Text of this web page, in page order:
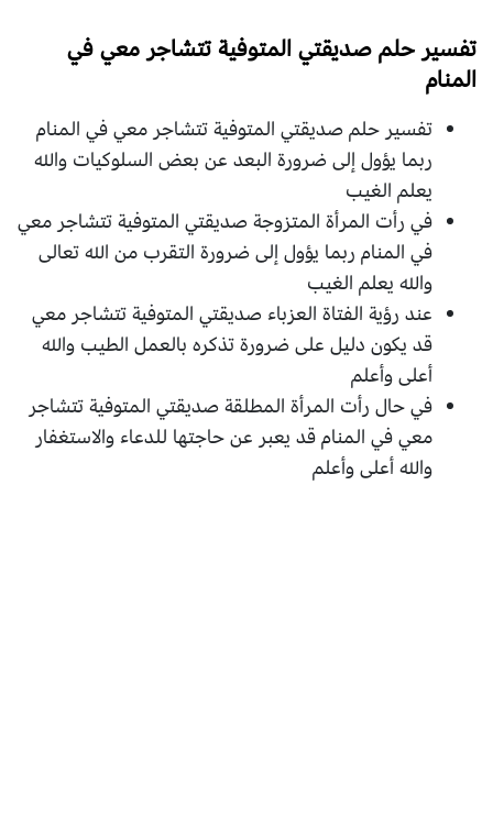
تفسير حلم صديقتي المتوفية تتشاجر معي في
المنام
تفسير حلم صديقتي المتوفية تتشاجر معي في المنام
ربما يؤول إلى ضرورة البعد عن بعض السلوكيات والله
يعلم الغيب
في رأت المرأة المتزوجة صديقتي المتوفية تتشاجر معي
في المنام ربما يؤول إلى ضرورة التقرب من الله تعالى
والله يعلم الغيب
عند رؤية الفتاة العزباء صديقتي المتوفية تتشاجر معي
قد يكون دليل على ضرورة تذكره بالعمل الطيب والله
أعلى وأعلم
في حال رأت المرأة المطلقة صديقتي المتوفية تتشاجر
معي في المنام قد يعبر عن حاجتها للدعاء والاستغفار
والله أعلى وأعلم